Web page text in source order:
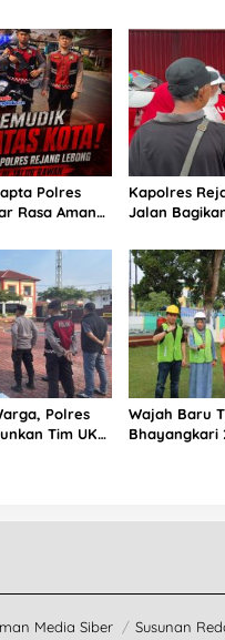
Polres
Rasa Aman
Kapolres
Jalan
Polres
Tim UKL
Wajah Baru
Bhayangkari
Media Siber Susunan